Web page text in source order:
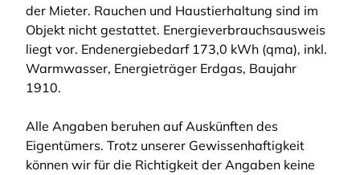
der Mieter. Rauchen und Haustierhaltung sind im
Objekt nicht gestattet. Energieverbrauchsausweis
liegt vor. Endenergiebedarf 173,0 kWh (qma), inkl.
Warmwasser, Energieträger Erdgas, Baujahr
1910.
Alle Angaben beruhen auf Auskünften des
Eigentümers. Trotz unserer Gewissenhaftigkeit
können wir für die Richtigkeit der Angaben keine